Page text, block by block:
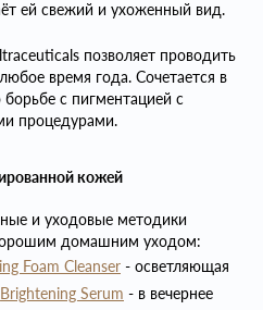
ей свежий и ухоженный вид.
позволяет проводить
время года. Сочетается в
с пигментацией с
процедурами.
кожей
и уходовые методики
домашним уходом:
Foam Cleanser - осветляющая
Brightening Serum - в вечернее